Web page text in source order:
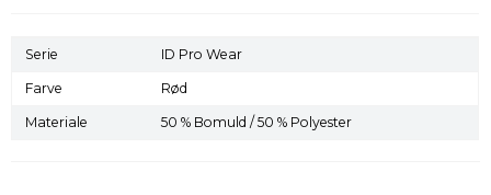
Serie ID Pro Wear
Farve Rød
Materiale 50 % Bomuld / 50 % Polyester